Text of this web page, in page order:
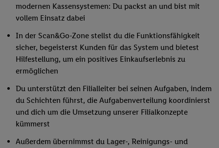
modernen Kassensystemen: Du packst an und bist mit
vollem Einsatz dabei
In der Scan&Go-Zone stellst du die Funktionsfähigkeit
sicher, begeisterst Kunden für das System und bietest
Hilfestellung, um ein positives Einkaufserlebnis zu
ermöglichen
Du unterstützt den Filialleiter bei seinen Aufgaben, indem
du Schichten führst, die Aufgabenverteilung koordinierst
und dich um die Umsetzung unserer Filialkonzepte
kümmerst
Außerdem übernimmst du Lager-, Reinigungs- und